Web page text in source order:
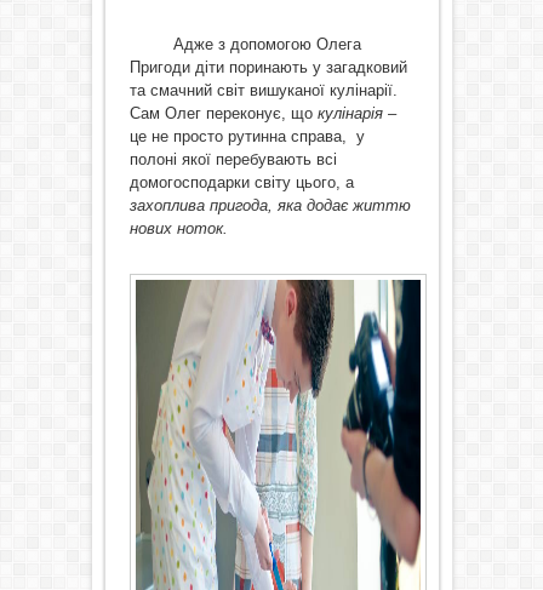
Адже з допомогою Олега
Пригоди діти поринають у загадковий
та смачний світ вишуканої кулінарії.
Сам Олег переконує, що кулінарія –
це не просто рутинна справа, у
полоні якої перебувають всі
домогосподарки світу цього, а
захоплива пригода, яка додає життю
нових ноток.